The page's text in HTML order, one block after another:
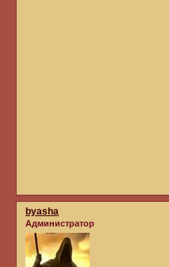
byasha
Администратор